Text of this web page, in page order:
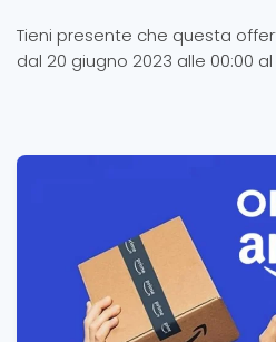
Tieni presente che questa
dal 20 giugno 2023 alle 00:00 al